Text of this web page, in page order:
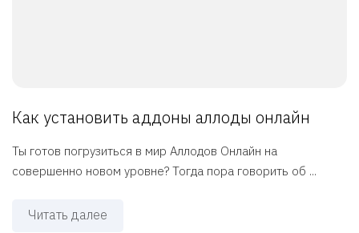
Как установить аддоны аллоды онлайн
Ты готов погрузиться в мир Аллодов Онлайн на
совершенно новом уровне? Тогда пора говорить об ...
Читать далее